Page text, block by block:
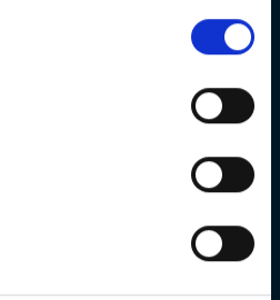
adgang til uddannelsen i